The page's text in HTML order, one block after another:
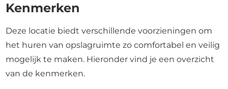
Kenmerken
Deze locatie biedt verschillende voorzieningen om
het huren van opslagruimte zo comfortabel en veilig
mogelijk te maken. Hieronder vind je een overzicht
van de kenmerken.